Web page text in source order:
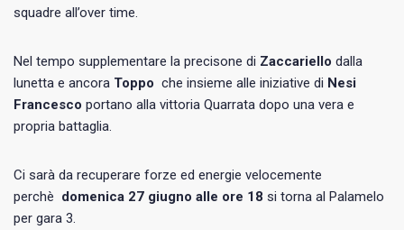
squadre all’over time.
Nel tempo supplementare la precisone di Zaccariello dalla
lunetta e ancora Toppo che insieme alle iniziative di Nesi
Francesco portano alla vittoria Quarrata dopo una vera e
propria battaglia.
Ci sarà da recuperare forze ed energie velocemente
perchè domenica 27 giugno alle ore 18 si torna al Palamelo
per gara 3.